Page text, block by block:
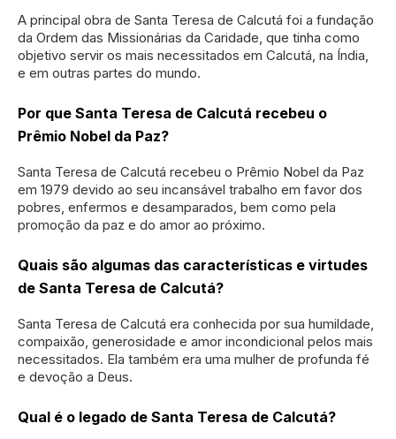
A principal obra de Santa Teresa de Calcutá foi a fundação
da Ordem das Missionárias da Caridade, que tinha como
objetivo servir os mais necessitados em Calcutá, na Índia,
e em outras partes do mundo.
Por que Santa Teresa de Calcutá recebeu o
Prêmio Nobel da Paz?
Santa Teresa de Calcutá recebeu o Prêmio Nobel da Paz
em 1979 devido ao seu incansável trabalho em favor dos
pobres, enfermos e desamparados, bem como pela
promoção da paz e do amor ao próximo.
Quais são algumas das características e virtudes
de Santa Teresa de Calcutá?
Santa Teresa de Calcutá era conhecida por sua humildade,
compaixão, generosidade e amor incondicional pelos mais
necessitados. Ela também era uma mulher de profunda fé
e devoção a Deus.
Qual é o legado de Santa Teresa de Calcutá?